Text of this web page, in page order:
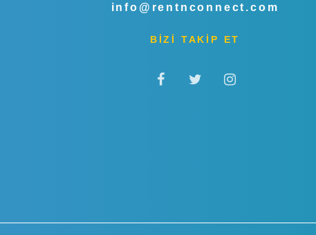
info@rentnconnect.com
BİZİ TAKİP ET